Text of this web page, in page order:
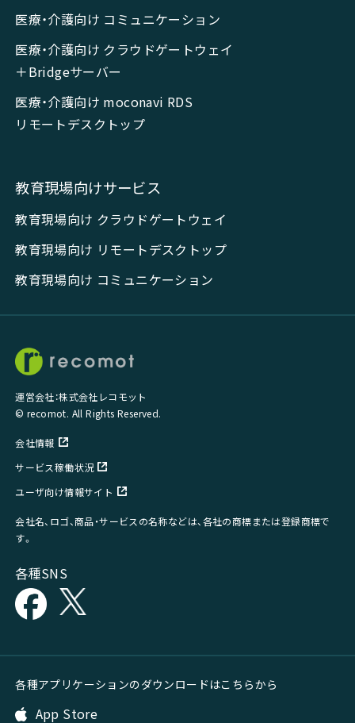
医療・介護向け コミュニケーション
医療・介護向け クラウドゲートウェイ
＋Bridgeサーバー
医療・介護向け moconavi RDS
リモートデスクトップ
教育現場向けサービス
教育現場向け クラウドゲートウェイ
教育現場向け リモートデスクトップ
教育現場向け コミュニケーション
運営会社：株式会社レコモット
© recomot. All Rights Reserved.
会社情報
サービス稼働状況
ユーザ向け情報サイト
会社名、ロゴ、商品・サービスの名称などは、各社の商標または登録商標で
す。
各種SNS
各種アプリケーションのダウンロードはこちらから
App Store